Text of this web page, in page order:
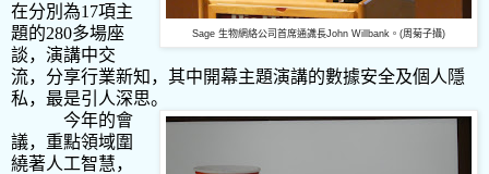
Sage 生物網絡公司首席通識長John Willbank。(周菊子攝)
在分別為17項主
題的280多場座
談，演講中交
流，分享行業新知，其中開幕主題演講的數據安全及個人隱
私，最是引人深思。
今年的會
議，重點領域圍
繞著人工智慧，